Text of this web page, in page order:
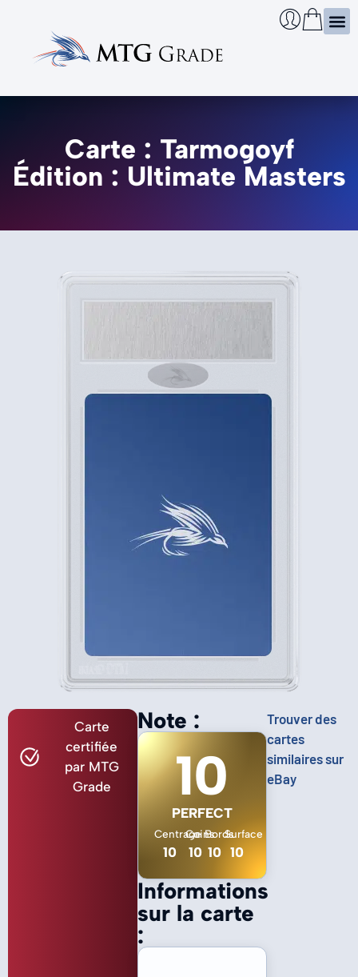
Carte : Tarmogoyf
Édition : Ultimate Masters
Carte
certifiée
par MTG
Grade
Informations
sur la carte
:
Note :
10
PERFECT
Centrage
10
Coins
10
Bords
10
Surface
10
Trouver des
cartes
similaires sur
eBay